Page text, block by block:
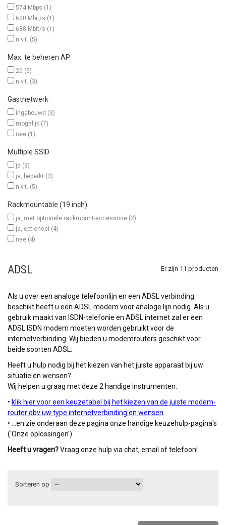
574 Mbps (1)
600 Mbit/s (1)
688 Mbit/s (1)
n.v.t. (5)
Max. te beheren AP
20 (5)
n.v.t. (3)
Gastnetwerk
ingebouwd (3)
mogelijk (7)
nee (1)
Multiple SSID
ja (3)
ja, beperkt (3)
n.v.t. (5)
Rackmountable (19 inch)
ja, met optionele rackmount-accessoire (2)
ja, optioneel (4)
nee (4)
ADSL Er zijn 11 producten
Als u over een analoge telefoonlijn en een ADSL verbinding
beschikt heeft u een ADSL modem voor analoge lijn nodig. Als u
gebruik maakt van ISDN-telefonie en ADSL internet zal er een
ADSL ISDN modem moeten worden gebruikt voor de
internetverbinding. Wij bieden u modemrouters geschikt voor
beide soorten ADSL.
Heeft u hulp nodig bij het kiezen van het juiste apparaat bij uw
situatie en wensen?
Wij helpen u graag met deze 2 handige instrumenten:
• klik hier voor een keuzetabel bij het kiezen van de juiste modem-
router obv uw type internetverbinding en wensen
• ...en zie onderaan deze pagina onze handige keuzehulp-pagina's
('Onze oplossingen')
Heeft u vragen?Vraag onze hulp via chat, email of telefoon!
Sorteren op